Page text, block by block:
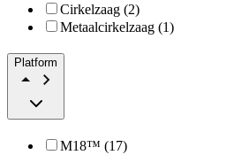
Cirkelzaag (2)
Metaalcirkelzaag (1)
Platform
M18™ (17)